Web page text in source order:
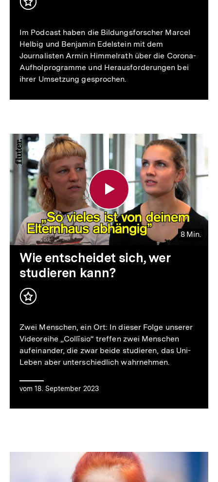
Inhalt
Im Podcast haben die Bildungsforscher Marcel
Helbig und Benjamin Edelstein mit dem
Journalisten Armin Himmelrath über die Corona-
Aufholprogramme und Herausforderungen bei
ihrer Umsetzung gesprochen.
Video-
Player
zum
von
sich,
8 Min.
Video
Dauer
8
Min.
Wie entscheidet sich, wer
studieren kann?
Inhalt
Zwei Menschen, ein Ort: In dieser Folge unserer
Videoreihe „Collīsio“ treffen zwei Menschen
aufeinander, die zwar beide studieren, das Uni-
Leben aber unterschiedlich wahrnehmen.
vom 18. September 2023